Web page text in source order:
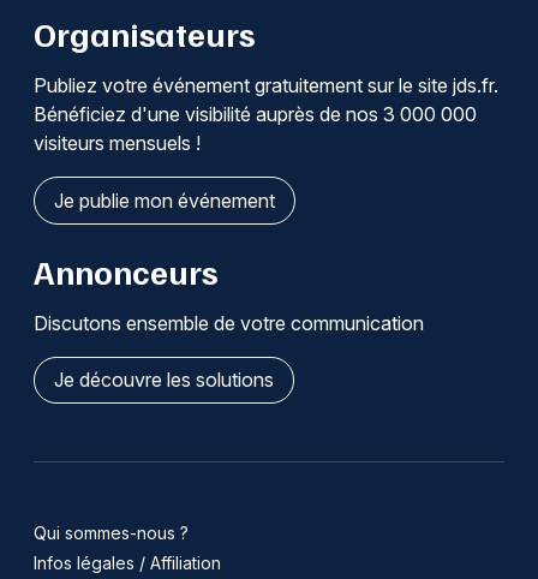
Organisateurs
Publiez votre événement gratuitement sur le site jds.fr.
Bénéficiez d'une visibilité auprès de nos 3 000 000
visiteurs mensuels !
Je publie mon événement
Annonceurs
Discutons ensemble de votre communication
Je découvre les solutions
Qui sommes-nous ?
Infos légales / Affiliation